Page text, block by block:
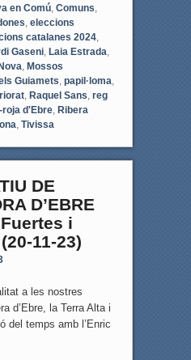
en Comú, Comuns,
, eleccions
catalanes 2024,
Gaseni, Laia Estrada,
, Mossos
Guiamets, papil·loma,
, Raquel Sans, reg
roja d'Ebre, Ribera
, Tivissa
DE
D’EBRE
i
11-23)
a les nostres
d’Ebre, la Terra Alta i
del temps amb l’Enric